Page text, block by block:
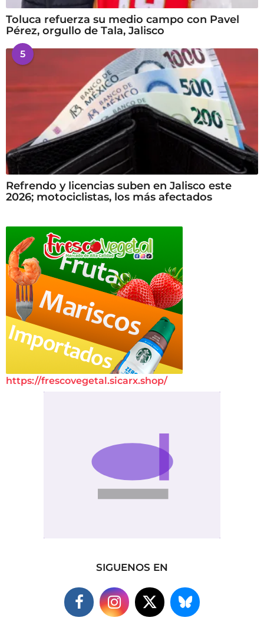
Toluca refuerza su medio campo con Pavel
Pérez, orgullo de Tala, Jalisco
5
Refrendo y licencias suben en Jalisco este
2026; motociclistas, los más afectados
https://frescovegetal.sicarx.shop/
SIGUENOS EN